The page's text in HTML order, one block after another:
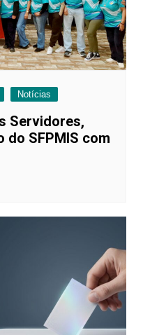
Notícias
Servidores,
do SFPMIS com